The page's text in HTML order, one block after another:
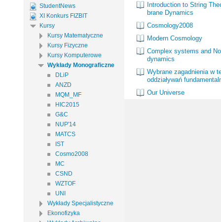
Introduction to String
brane Dynamics
Cosmology2008
Modern Cosmology
Complex systems and
dynamics
Wybrane zagadnienia w
oddziaływań
Our Universe
StudentNews
XI Konkurs FIZBIT
Kursy
Kursy Matematyczne
Kursy Fizyczne
Kursy Komputerowe
Wykłady Monograficzne
DLiP
ANZD
MQM_MF
HIC2015
G&C
NUP'14
MATCS
IST
Cosmo2008
MC
CSND
WZTOF
UNI
Wykłady Specjalistyczne
Ekonofizyka